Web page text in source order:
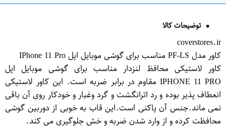
توضیحات کالا
coverstores.ir
کاور مدل PF-LS مناسب برای گوشی موبایل اپل IPhone 11 Pro
کاور لاستیکی محافظ لنزدار مناسب برای گوشی موبایل اپل
IPHONE 11 PRO مقاوم در برابر ضربه است. این کاور لاستیکی
انعطاف پذیر بوده و رد اثرانگشت و گرد وغبار و خودکار روی آن باقی
نمی ماند.جنس آن پاکنی است.این قاب به خوبی از دوربین گوشی
محافظت کرده و از وارد شدن ضربه و خش جلوگیری می کند.